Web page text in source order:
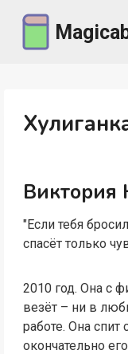
содержимому
Виктория
"Если тебя
спасёт только
2010 год. Она с
везёт – ни в
работе. Она
окончательно